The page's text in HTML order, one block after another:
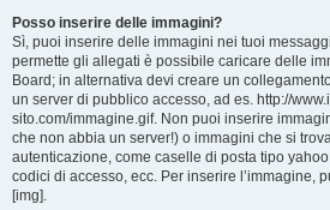
Posso inserire delle immagini?
Sì, puoi inserire delle immagini nei tuoi
permette gli allegati è possibile caricare delle
Board; in alternativa devi creare un
un server di pubblico accesso, ad es. http://
sito.com/immagine.gif. Non puoi inserire
che non abbia un server!) o immagini che si
autenticazione, come caselle di posta tipo
codici di accesso, ecc. Per inserire l’immagine,
[img].